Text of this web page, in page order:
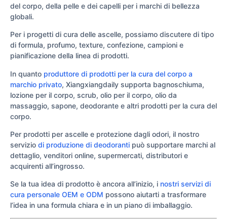
del corpo, della pelle e dei capelli per i marchi di bellezza
globali.
Per i progetti di cura delle ascelle, possiamo discutere di tipo
di formula, profumo, texture, confezione, campioni e
pianificazione della linea di prodotti.
In quanto produttore di prodotti per la cura del corpo a
marchio privato, Xiangxiangdaily supporta bagnoschiuma,
lozione per il corpo, scrub, olio per il corpo, olio da
massaggio, sapone, deodorante e altri prodotti per la cura del
corpo.
Per prodotti per ascelle e protezione dagli odori, il nostro
servizio di produzione di deodoranti può supportare marchi al
dettaglio, venditori online, supermercati, distributori e
acquirenti all’ingrosso.
Se la tua idea di prodotto è ancora all’inizio, i nostri servizi di
cura personale OEM e ODM possono aiutarti a trasformare
l’idea in una formula chiara e in un piano di imballaggio.